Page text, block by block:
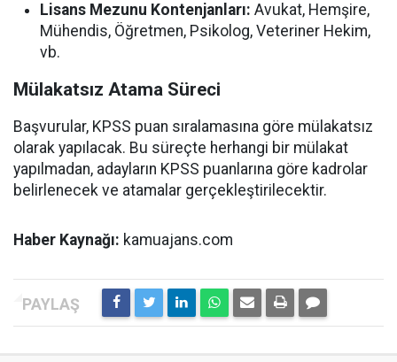
Lisans Mezunu Kontenjanları: Avukat, Hemşire,
Mühendis, Öğretmen, Psikolog, Veteriner Hekim,
vb.
Mülakatsız Atama Süreci
Başvurular, KPSS puan sıralamasına göre mülakatsız
olarak yapılacak. Bu süreçte herhangi bir mülakat
yapılmadan, adayların KPSS puanlarına göre kadrolar
belirlenecek ve atamalar gerçekleştirilecektir.
Haber Kaynağı: kamuajans.com